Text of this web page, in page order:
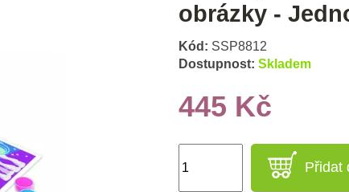
obrázky -
Kód: SSP8812
Dostupnost: Skladem
445 Kč
Přidat